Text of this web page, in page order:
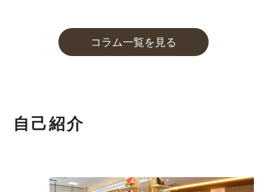
2023年12月5日 実店舗の年末年始の営業時間について
2023年9月7日 【本店カフェイベントのお知らせ】
「お月見カフェ」
コラム一覧を見る
自己紹介